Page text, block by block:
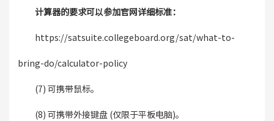
计算器的要求可以参加官网详细标准：
https://satsuite.collegeboard.org/sat/what-to-
bring-do/calculator-policy
(7) 可携带鼠标。
(8) 可携带外接键盘 (仅限于平板电脑)。